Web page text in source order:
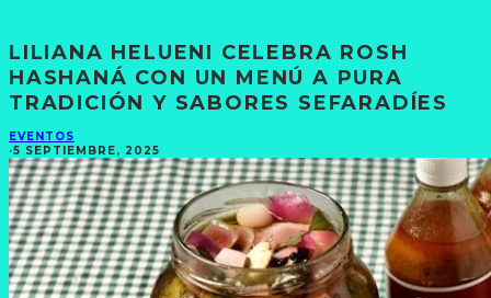
LILIANA HELUENI CELEBRA ROSH
HASHANÁ CON UN MENÚ A PURA
TRADICIÓN Y SABORES SEFARADÍES
EVENTOS
·5 SEPTIEMBRE, 2025